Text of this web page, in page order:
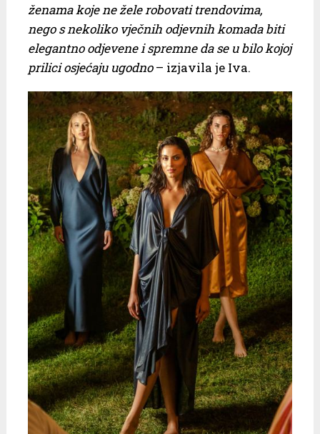
ženama koje ne žele robovati trendovima,
nego s nekoliko vječnih odjevnih komada biti
elegantno odjevene i spremne da se u bilo kojoj
prilici osjećaju ugodno– izjavila je Iva.